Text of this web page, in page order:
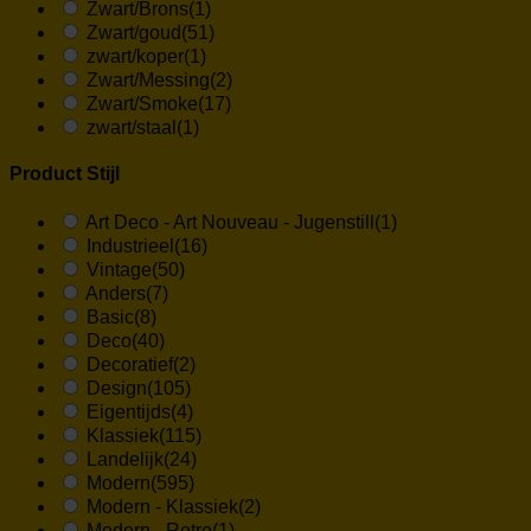
Zwart/Brons(1)
Zwart/goud (51)
zwart/koper(1)
Zwart/Messing(2)
Zwart/Smoke(17)
zwart/staal (1)
Product Stijl
Art Deco - Art Nouveau - Jugenstill (1)
Industrieel (16)
Vintage(50)
Anders(7)
Basic(8)
Deco(40)
Decoratief(2)
Design(105)
Eigentijds(4)
Klassiek(115)
Landelijk(24)
Modern(595)
Modern - Klassiek(2)